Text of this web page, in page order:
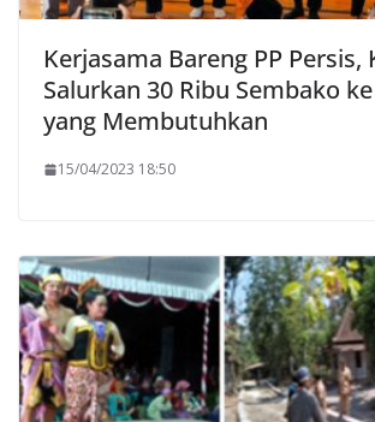
Kerjasama Bareng PP Persis,
Salurkan 30 Ribu Sembako
yang Membutuhkan
15/04/2023 18:50